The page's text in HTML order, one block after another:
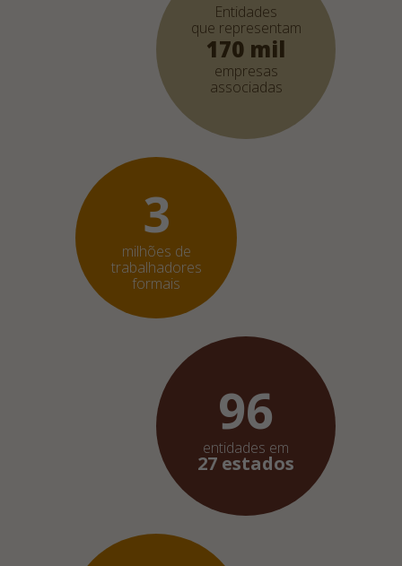
Entidades
que representam
170 mil
empresas
associadas
3
milhões de
trabalhadores
formais
96
entidades em
27 estados